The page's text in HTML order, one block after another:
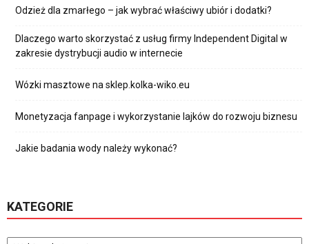
Odzież dla zmarłego – jak wybrać właściwy ubiór i dodatki?
Dlaczego warto skorzystać z usług firmy Independent Digital w
zakresie dystrybucji audio w internecie
Wózki masztowe na sklep.kolka-wiko.eu
Monetyzacja fanpage i wykorzystanie lajków do rozwoju biznesu
Jakie badania wody należy wykonać?
KATEGORIE
Kategorie